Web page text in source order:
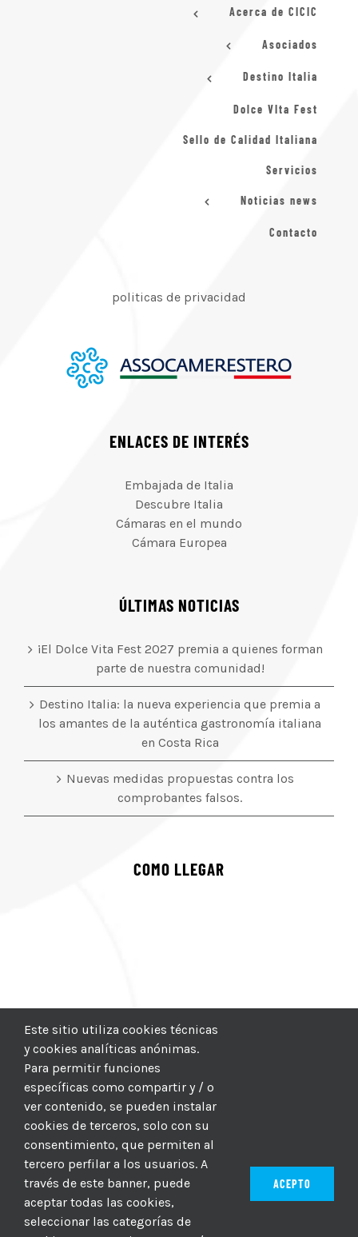
Acerca de CICIC
Asociados
Destino Italia
Dolce VIta Fest
Sello de Calidad Italiana
Servicios
Noticias news
Contacto
politicas de privacidad
ENLACES DE INTERÉS
Embajada de Italia
Descubre Italia
Cámaras en el mundo
Cámara Europea
ÚLTIMAS NOTICIAS
¡El Dolce Vita Fest 2027 premia a quienes forman
parte de nuestra comunidad!
Destino Italia: la nueva experiencia que premia a
los amantes de la auténtica gastronomía italiana
en Costa Rica
Nuevas medidas propuestas contra los
comprobantes falsos.
COMO LLEGAR
Este sitio utiliza cookies técnicas
y cookies analíticas anónimas.
Para permitir funciones
específicas como compartir y / o
ver contenido, se pueden instalar
cookies de terceros, solo con su
consentimiento, que permiten al
tercero perfilar a los usuarios. A
través de este banner, puede
aceptar todas las cookies,
seleccionar las categorías de
ACEPTO